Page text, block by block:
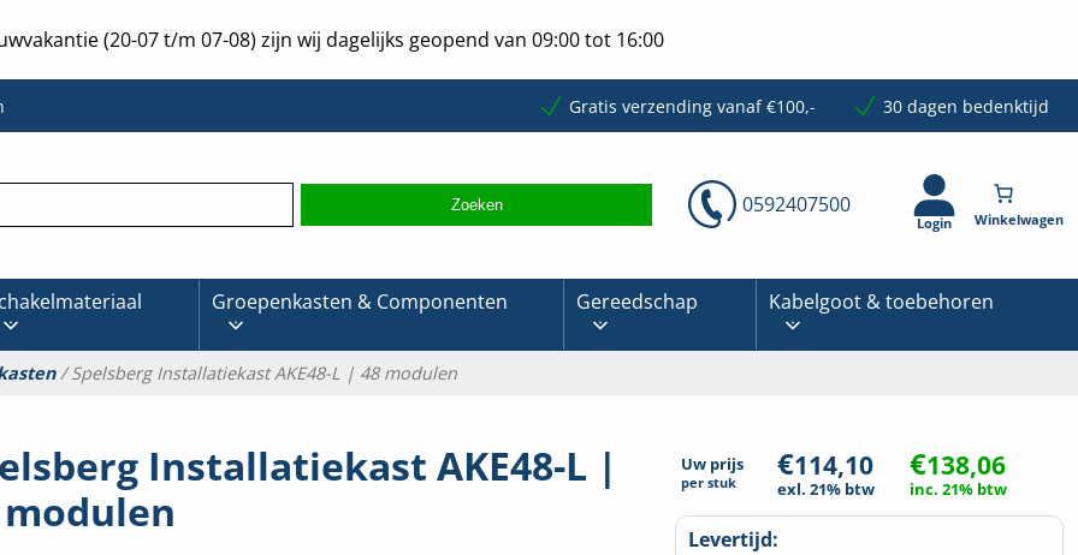
(20-07 t/m 07-08) zijn wij dagelijks geopend van 09:00 tot 16:00
Gratis verzending vanaf €100,- 30 dagen bedenktijd
0592407500
Login
Groepenkasten & Componenten Gereedschap Kabelgoot & toebehoren
/ Spelsberg Installatiekast AKE48-L | 48 modulen
Installatiekast AKE48-L |
modulen
Uw prijs
per stuk €114,10
exl. 21% btw
€138,06
inc. 21% btw
Levertijd: